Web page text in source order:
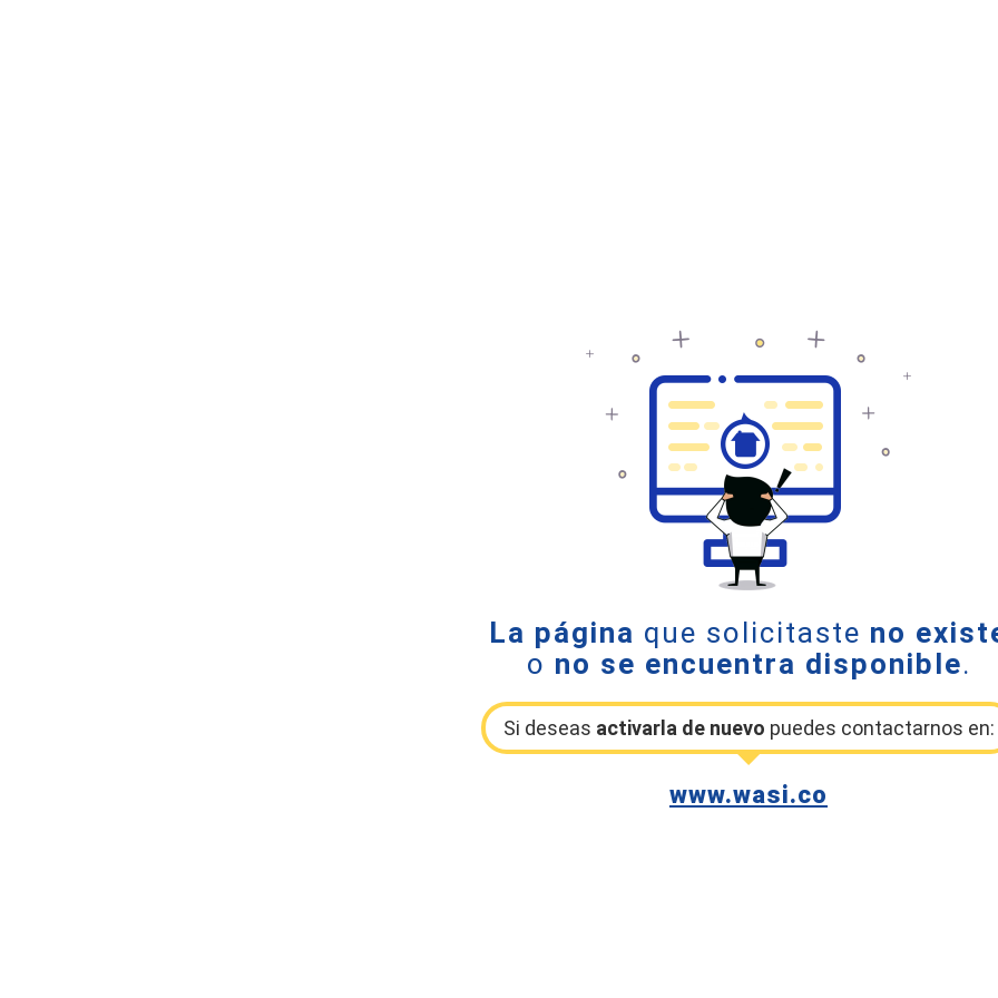
La página que solicitaste no
o no se encuentra disponible.
Si deseas activarla de nuevo puedes contactarnos en:
www.wasi.co